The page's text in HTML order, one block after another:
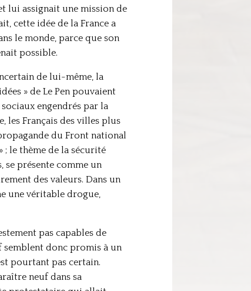
lui assignait une mission de
cette idée de la France a
le monde, parce que son
possible.
de lui-même, la
» de Le Pen pouvaient
engendrés par la
les Français des villes plus
du Front national
le thème de la sécurité
se présente comme un
des valeurs. Dans un
une véritable drogue,
pas capables de
semblent donc promis à un
pourtant pas certain.
neuf dans sa